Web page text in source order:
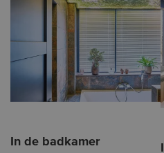
In de badkamer